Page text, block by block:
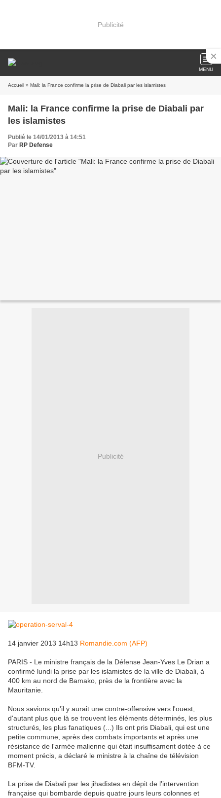
Publicité
MENU
Accueil » Mali: la France confirme la prise de Diabali par les islamistes
Mali: la France confirme la prise de Diabali par
les islamistes
Publié le 14/01/2013 à 14:51
Par RP Defense
Publicité
14 janvier 2013 14h13 Romandie.com (AFP)
PARIS - Le ministre français de la Défense Jean-Yves Le Drian a
confirmé lundi la prise par les islamistes de la ville de Diabali, à
400 km au nord de Bamako, près de la frontière avec la
Mauritanie.
Nous savions qu'il y aurait une contre-offensive vers l'ouest,
d'autant plus que là se trouvent les éléments déterminés, les plus
structurés, les plus fanatiques (...) Ils ont pris Diabali, qui est une
petite commune, après des combats importants et après une
résistance de l'armée malienne qui était insuffisament dotée à ce
moment précis, a déclaré le ministre à la chaîne de télévision
BFM-TV.
La prise de Diabali par les jihadistes en dépit de l'intervention
française qui bombarde depuis quatre jours leurs colonnes et